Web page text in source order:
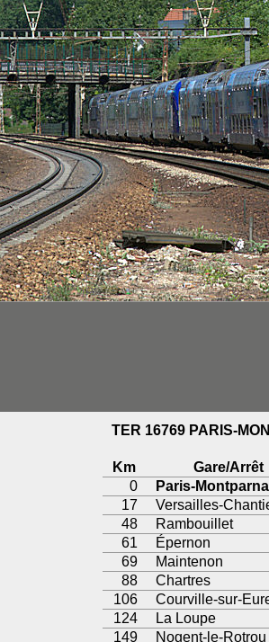
TER 16769 PARIS-
Km Gare/Arrêt
0
Paris-
17
Versailles-
48
Rambouillet
61
Épernon
69
Maintenon
88
Chartres
106
Courville-sur-
124
La Loupe
149
Nogent-le-Rotrou